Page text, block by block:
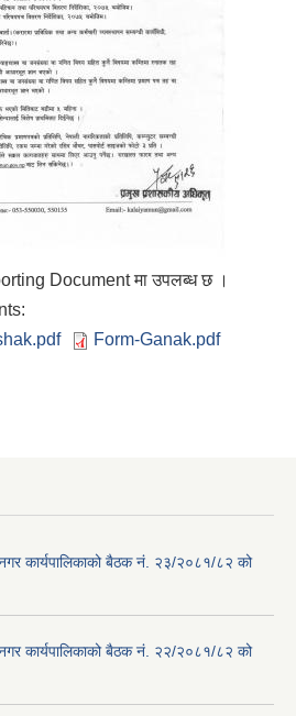
Document मा उपलब्ध छ ।
Form-Ganak.pdf
कार्यपालिकाको बैठक नं. २३/२०८१/८२ को
कार्यपालिकाको बैठक नं. २२/२०८१/८२ को